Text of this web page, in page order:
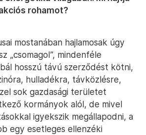
rohamot?
mostanában hajlamosak úgy
„csomagol”, mindenféle
hosszú távú szerződést kötni,
hulladékra, távközlésre,
sok gazdasági területet
kormányok alól, de mivel
igyekszik megállapodni, a
egy esetleges ellenzéki